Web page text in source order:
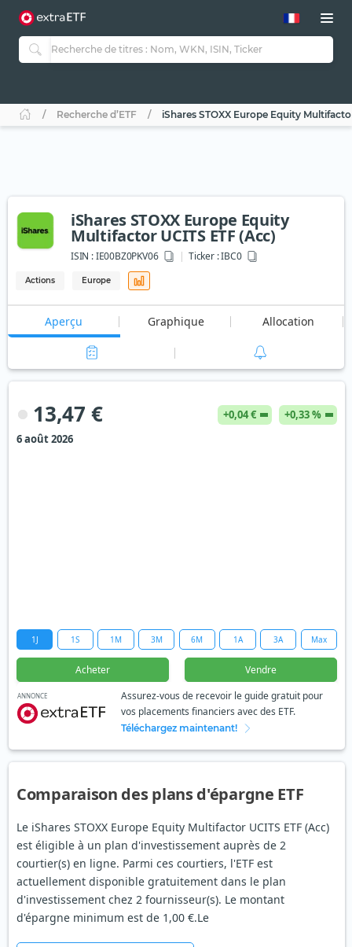
Recherche d’ETF iShares STOXX Europe Equity
iShares STOXX Europe Equity
Multifactor UCITS ETF (Acc)
ISIN :IE00BZ0PKV06 Ticker :IBC0
Actions Europe
Aperçu Graphique Allocation
13,47 € +0,04 €
+0,33 %
6 août 2026
1J 1S 1M 3M 6M 1A 3A Max
Acheter Vendre
ANNONCE
Assurez-vous de recevoir le guide gratuit pour
vos placements financiers avec des ETF.
Téléchargez maintenant!
Comparaison des plans d'épargne ETF
Le iShares STOXX Europe Equity Multifactor UCITS ETF (Acc)
est éligible à un plan d'investissement auprès de 2
courtier(s) en ligne. Parmi ces courtiers, l'ETF est
actuellement disponible gratuitement dans le plan
d'investissement chez 2 fournisseur(s). Le montant
d'épargne minimum est de 1,00 €.Le